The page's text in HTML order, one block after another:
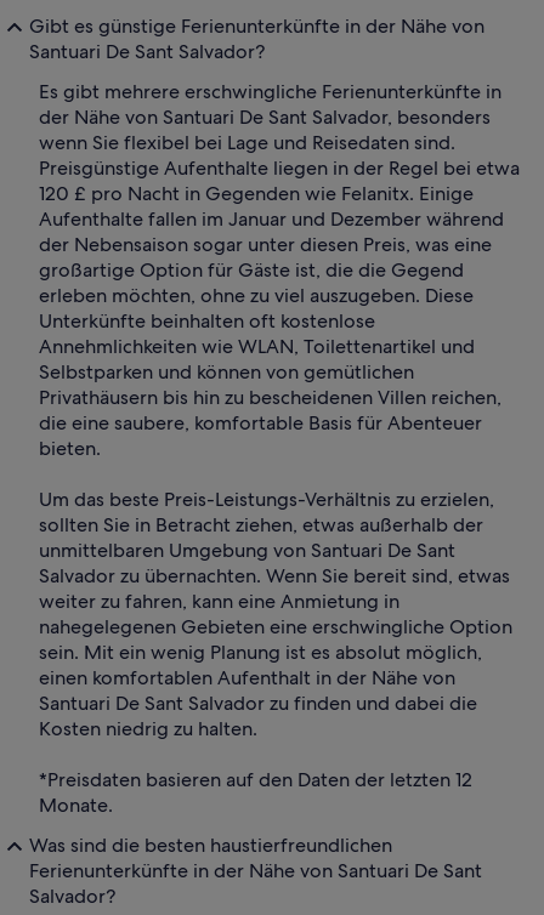
Gibt es günstige Ferienunterkünfte in der Nähe von
Santuari De Sant Salvador?
Es gibt mehrere erschwingliche Ferienunterkünfte in
der Nähe von Santuari De Sant Salvador, besonders
wenn Sie flexibel bei Lage und Reisedaten sind.
Preisgünstige Aufenthalte liegen in der Regel bei etwa
120 £ pro Nacht in Gegenden wie Felanitx. Einige
Aufenthalte fallen im Januar und Dezember während
der Nebensaison sogar unter diesen Preis, was eine
großartige Option für Gäste ist, die die Gegend
erleben möchten, ohne zu viel auszugeben. Diese
Unterkünfte beinhalten oft kostenlose
Annehmlichkeiten wie WLAN, Toilettenartikel und
Selbstparken und können von gemütlichen
Privathäusern bis hin zu bescheidenen Villen reichen,
die eine saubere, komfortable Basis für Abenteuer
bieten.
Um das beste Preis-Leistungs-Verhältnis zu erzielen,
sollten Sie in Betracht ziehen, etwas außerhalb der
unmittelbaren Umgebung von Santuari De Sant
Salvador zu übernachten. Wenn Sie bereit sind, etwas
weiter zu fahren, kann eine Anmietung in
nahegelegenen Gebieten eine erschwingliche Option
sein. Mit ein wenig Planung ist es absolut möglich,
einen komfortablen Aufenthalt in der Nähe von
Santuari De Sant Salvador zu finden und dabei die
Kosten niedrig zu halten.
*Preisdaten basieren auf den Daten der letzten 12
Monate.
Was sind die besten haustierfreundlichen
Ferienunterkünfte in der Nähe von Santuari De Sant
Salvador?